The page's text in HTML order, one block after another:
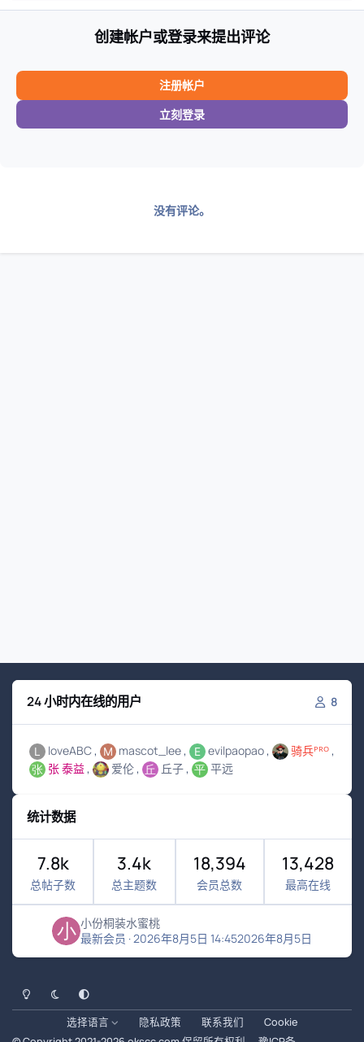
创建帐户或登录来提出评论
注册帐户
立刻登录
没有评论。
24 小时内在线的用户 8
loveABC mascot_lee evilpaopao
骑兵ᴾᴿᴼ
张 泰益
爱伦 丘子 平远
统计数据
7.8k
总帖子数
3.4k
总主题数
18,394
会员总数
13,428
最高在线
小份桐装水蜜桃
最新会员 ·2026年8月5日 14:452026年8月5日
浅色模式黑暗模式系统偏好
选择语言 隐私政策 联系我们
Cookie